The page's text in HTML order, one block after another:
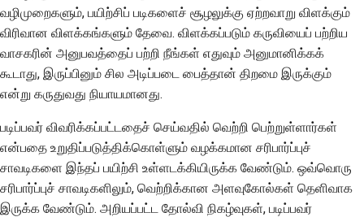
வழிமுறைகளும், பயிற்சிப் படிகளைச் சூழலுக்கு ஏற்றவாறு விளக்கும்
விரிவான விளக்கங்களும் தேவை. விளக்கப்படும் கருவியைப் பற்றிய
வாசகரின் அனுபவத்தைப் பற்றி நீங்கள் எதுவும் அனுமானிக்கக்
கூடாது, இருப்பினும் சில அடிப்படை பைத்தான் திறமை இருக்கும்
என்று கருதுவது நியாயமானது.
படிப்பவர் விவரிக்கப்பட்டதைச் செய்வதில் வெற்றி பெற்றுள்ளார்கள்
என்பதை உறுதிப்படுத்திக்கொள்ளும் வழக்கமான சரிபார்ப்புச்
சாவடிகளை இந்தப் பயிற்சி உள்ளடக்கியிருக்க வேண்டும். ஒவ்வொரு
சரிபார்ப்புச் சாவடிகளிலும், வெற்றிக்கான அளவுகோல்கள் தெளிவாக
இருக்க வேண்டும். அறியப்பட்ட தோல்வி நிகழ்வுகள், படிப்பவர்